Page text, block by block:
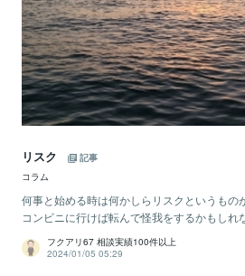
リスク
記事
コラム
何事と始める時は何かしらリスクというもの
コンビニに行けば転んで怪我をするかもしれ
フクアリ67 相談実績100件以上
2024/01/05 05:29